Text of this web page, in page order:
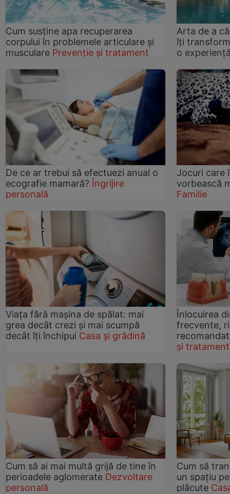
Cum susține apa recuperarea
corpului în problemele articulare și
musculare Prevenție și tratament
Arta de a
îți
o
De ce ar trebui să efectuezi anual o
ecografie mamară? Îngrijire
personală
Jocuri care
vorbească
Familie
Viața fără mașina de spălat: mai
grea decât crezi și mai scumpă
decât îți închipui Casa și grădină
Înlocuirea
frecvente,
și tratament
Cum să ai mai multă grijă de tine în
perioadele aglomerate Dezvoltare
personală
Cum să
un spațiu
plăcute